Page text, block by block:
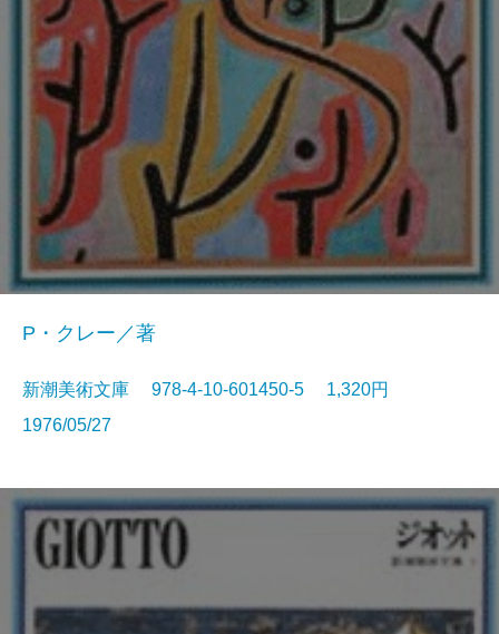
P・クレー／著
新潮美術文庫 978-4-10-601450-5 1,320円
1976/05/27